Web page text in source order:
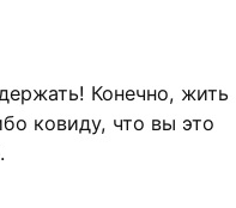
Конечно, жить
ковиду, что вы это